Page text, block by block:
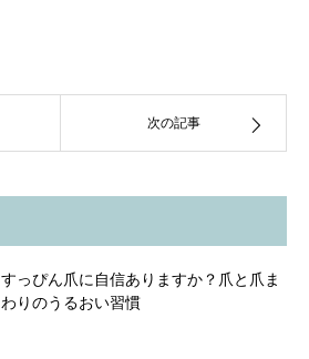
次の記事
すっぴん爪に自信ありますか？爪と爪ま
わりのうるおい習慣